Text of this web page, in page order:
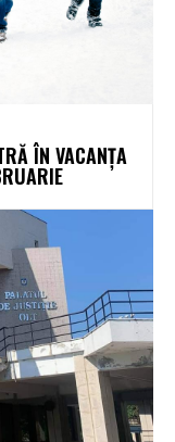
ÎN VACANȚA